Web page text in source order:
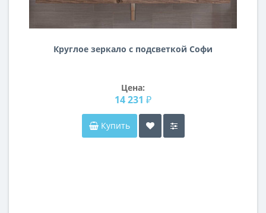
Круглое зеркало с подсветкой Софи
Цена:
14 231 ₽
Купить